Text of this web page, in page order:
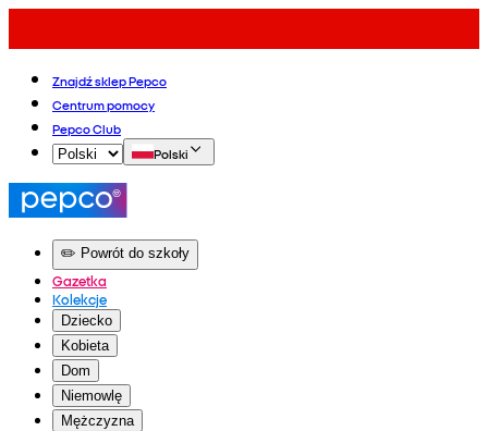
Znajdź sklep Pepco
Centrum pomocy
Pepco Club
Polski
✏️ Powrót do szkoły
Gazetka
Kolekcje
Dziecko
Kobieta
Dom
Niemowlę
Mężczyzna